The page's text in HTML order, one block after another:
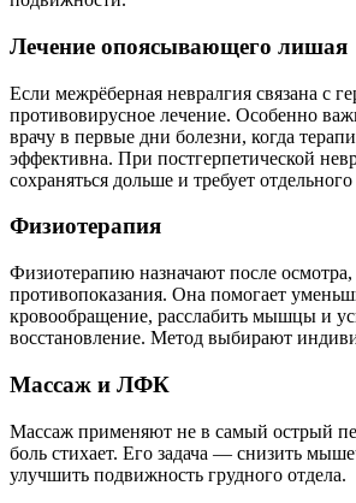
Лечение опоясывающего лишая
Если межрёберная невралгия связана с
противовирусное лечение. Особенно
врачу в первые дни болезни, когда
эффективна. При постгерпетической
сохраняться дольше и требует
Физиотерапия
Физиотерапию назначают после
противопоказания. Она помогает
кровообращение, расслабить мышцы и
восстановление. Метод выбирают
Массаж и ЛФК
Массаж применяют не в самый острый
боль стихает. Его задача — снизить
улучшить подвижность грудного отдела.